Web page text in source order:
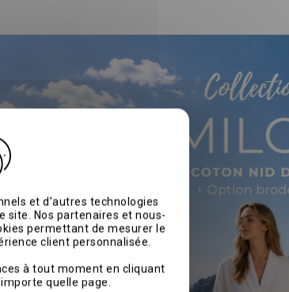
et d’autres technologies
site. Nos partenaires et nous-
permettant de mesurer le
client personnalisée.
à tout moment en cliquant
quelle page.